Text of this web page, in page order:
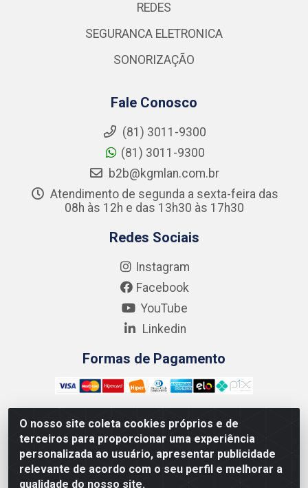
O nosso site coleta cookies próprios e de
terceiros para proporcionar uma experiência
personalizada ao usuário, apresentar publicidade
relevante de acordo com o seu perfil e melhorar a
qualidade do nosso site.
REDES
SEGURANCA ELETRONICA
SONORIZAÇÃO
Fale Conosco
(81) 3011-9300
(81) 3011-9300
b2b@kgmlan.com.br
Atendimento de segunda a sexta-feira das
08h às 12h e das 13h30 às 17h30
Redes Sociais
Instagram
Facebook
YouTube
Linkedin
Formas de Pagamento
Kgmlan Distribuidora LTDA - CNPJ 18.217.682/0001-54 -
Rua Pedro de Barros Cavalcante, 58 - Bultrins, Olinda/PE
- CEP 53320-110